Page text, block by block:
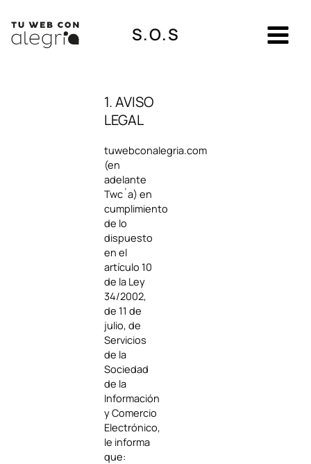
contenido
S.O.S
1. AVISO
LEGAL
tuwebconalegria.com
(en
adelante
Twc´a) en
cumplimiento
de lo
dispuesto
en el
artículo 10
de la Ley
34/2002,
de 11 de
julio, de
Servicios
de la
Sociedad
de la
Información
y Comercio
Electrónico,
le informa
que: